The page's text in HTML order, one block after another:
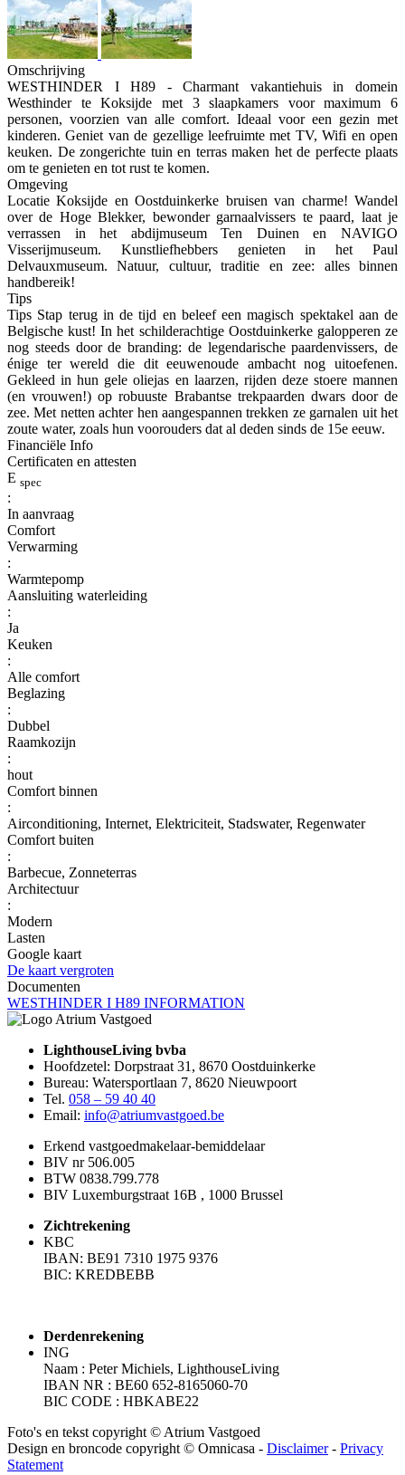
Omschrijving
WESTHINDER I H89 - Charmant vakantiehuis in domein
Westhinder te Koksijde met 3 slaapkamers voor maximum 6
personen, voorzien van alle comfort. Ideaal voor een gezin met
kinderen. Geniet van de gezellige leefruimte met TV, Wifi en open
keuken. De zongerichte tuin en terras maken het de perfecte plaats
om te genieten en tot rust te komen.
Omgeving
Locatie Koksijde en Oostduinkerke bruisen van charme! Wandel
over de Hoge Blekker, bewonder garnaalvissers te paard, laat je
verrassen in het abdijmuseum Ten Duinen en NAVIGO
Visserijmuseum. Kunstliefhebbers genieten in het Paul
Delvauxmuseum. Natuur, cultuur, traditie en zee: alles binnen
handbereik!
Tips
Tips Stap terug in de tijd en beleef een magisch spektakel aan de
Belgische kust! In het schilderachtige Oostduinkerke galopperen ze
nog steeds door de branding: de legendarische paardenvissers, de
énige ter wereld die dit eeuwenoude ambacht nog uitoefenen.
Gekleed in hun gele oliejas en laarzen, rijden deze stoere mannen
(en vrouwen!) op robuuste Brabantse trekpaarden dwars door de
zee. Met netten achter hen aangespannen trekken ze garnalen uit het
zoute water, zoals hun voorouders dat al deden sinds de 15e eeuw.
Financiële Info
Certificaten en attesten
E spec
:
In aanvraag
Comfort
Verwarming
:
Warmtepomp
Aansluiting waterleiding
:
Ja
Keuken
:
Alle comfort
Beglazing
:
Dubbel
Raamkozijn
:
hout
Comfort binnen
:
Airconditioning, Internet, Elektriciteit, Stadswater, Regenwater
Comfort buiten
:
Barbecue, Zonneterras
Architectuur
:
Modern
Lasten
Google kaart
De kaart vergroten
Documenten
WESTHINDER I H89 INFORMATION
LighthouseLiving bvba
Hoofdzetel: Dorpstraat 31, 8670 Oostduinkerke
Bureau: Watersportlaan 7, 8620 Nieuwpoort
Tel. 058 – 59 40 40
Email: info@atriumvastgoed.be
Erkend vastgoedmakelaar-bemiddelaar
BIV nr 506.005
BTW 0838.799.778
BIV Luxemburgstraat 16B , 1000 Brussel
Zichtrekening
KBC
IBAN: BE91 7310 1975 9376
BIC: KREDBEBB
Derdenrekening
ING
Naam : Peter Michiels, LighthouseLiving
IBAN NR : BE60 652-8165060-70
BIC CODE : HBKABE22
Foto's en tekst copyright © Atrium Vastgoed
Design en broncode copyright © Omnicasa - Disclaimer- Privacy
Statement